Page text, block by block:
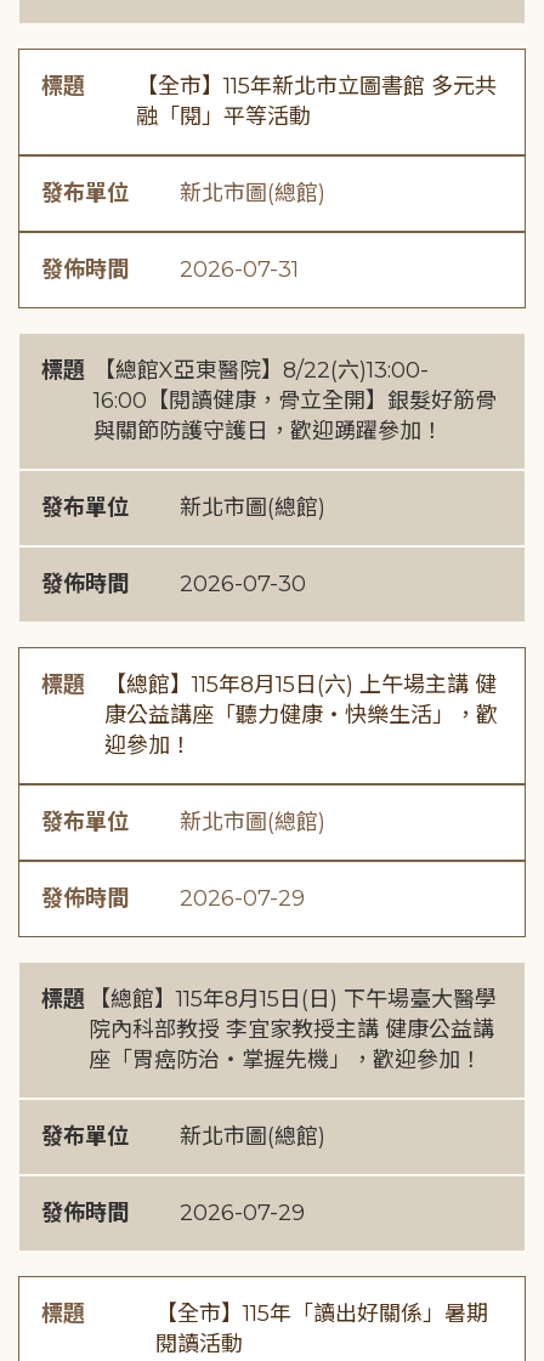
標題
【全市】115年新北市立圖書館 多元共
融「閱」平等活動
發布單位 新北市圖(總館)
發佈時間 2026-07-31
標題
【總館X亞東醫院】8/22(六)13:00-
16:00【閱讀健康，骨立全開】銀髮好筋骨
與關節防護守護日，歡迎踴躍參加！
發布單位 新北市圖(總館)
發佈時間 2026-07-30
標題
【總館】115年8月15日(六) 上午場主講 健
康公益講座「聽力健康・快樂生活」，歡
迎參加！
發布單位 新北市圖(總館)
發佈時間 2026-07-29
標題
【總館】115年8月15日(日) 下午場臺大醫學
院內科部教授 李宜家教授主講 健康公益講
座「胃癌防治・掌握先機」，歡迎參加！
發布單位 新北市圖(總館)
發佈時間 2026-07-29
標題
【全市】115年「讀出好關係」暑期
閱讀活動